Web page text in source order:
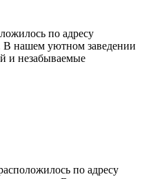
по адресу
В нашем уютном заведении
и незабываемые
по адресу